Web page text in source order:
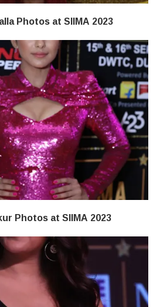
Photos at SIIMA 2023
Photos at SIIMA 2023